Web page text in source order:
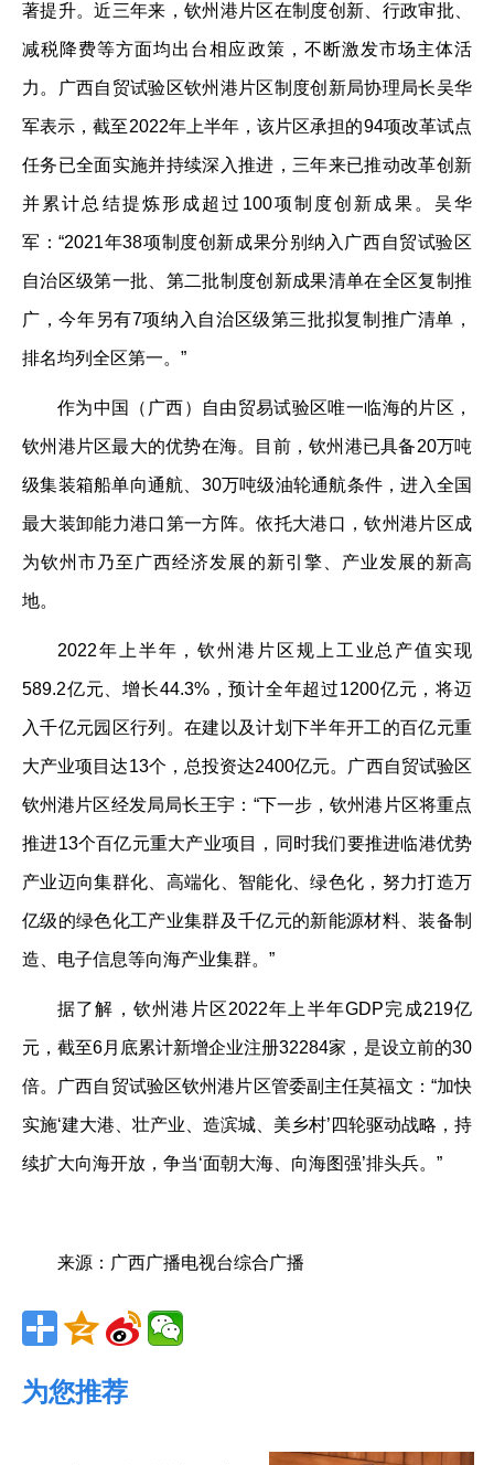
著提升。近三年来，钦州港片区在制度创新、行政审批、
减税降费等方面均出台相应政策，不断激发市场主体活
力。广西自贸试验区钦州港片区制度创新局协理局长吴华
军表示，截至2022年上半年，该片区承担的94项改革试点
任务已全面实施并持续深入推进，三年来已推动改革创新
并累计总结提炼形成超过100项制度创新成果。吴华
军：“2021年38项制度创新成果分别纳入广西自贸试验区
自治区级第一批、第二批制度创新成果清单在全区复制推
广，今年另有7项纳入自治区级第三批拟复制推广清单，
排名均列全区第一。”
作为中国（广西）自由贸易试验区唯一临海的片区，
钦州港片区最大的优势在海。目前，钦州港已具备20万吨
级集装箱船单向通航、30万吨级油轮通航条件，进入全国
最大装卸能力港口第一方阵。依托大港口，钦州港片区成
为钦州市乃至广西经济发展的新引擎、产业发展的新高
地。
2022年上半年，钦州港片区规上工业总产值实现
589.2亿元、增长44.3%，预计全年超过1200亿元，将迈
入千亿元园区行列。在建以及计划下半年开工的百亿元重
大产业项目达13个，总投资达2400亿元。广西自贸试验区
钦州港片区经发局局长王宇：“下一步，钦州港片区将重点
推进13个百亿元重大产业项目，同时我们要推进临港优势
产业迈向集群化、高端化、智能化、绿色化，努力打造万
亿级的绿色化工产业集群及千亿元的新能源材料、装备制
造、电子信息等向海产业集群。”
据了解，钦州港片区2022年上半年GDP完成219亿
元，截至6月底累计新增企业注册32284家，是设立前的30
倍。广西自贸试验区钦州港片区管委副主任莫福文：“加快
实施‘建大港、壮产业、造滨城、美乡村’四轮驱动战略，持
续扩大向海开放，争当‘面朝大海、向海图强’排头兵。”
来源：广西广播电视台综合广播
为您推荐